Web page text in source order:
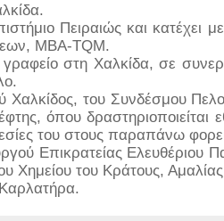
Πειραιώς και κατέχει
MBA-TQM.
γραφείο στη Χαλκίδα, σε
Χαλκίδος, του Συνδέσμου
όπου δραστηριοποιείται
του στους παραπάνω
Επικρατείας Ελευθέριου
Χημείου του Κράτους,